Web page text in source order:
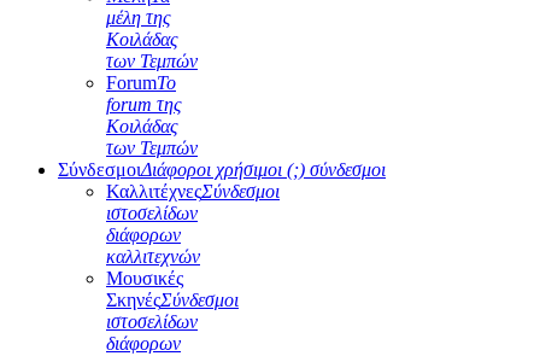
μέλη της
Κοιλάδας
των Τεμπών
ForumΤο
forum της
Κοιλάδας
των Τεμπών
ΣύνδεσμοιΔιάφοροι χρήσιμοι (;) σύνδεσμοι
ΚαλλιτέχνεςΣύνδεσμοι
ιστοσελίδων
διάφορων
καλλιτεχνών
Μουσικές
ΣκηνέςΣύνδεσμοι
ιστοσελίδων
διάφορων